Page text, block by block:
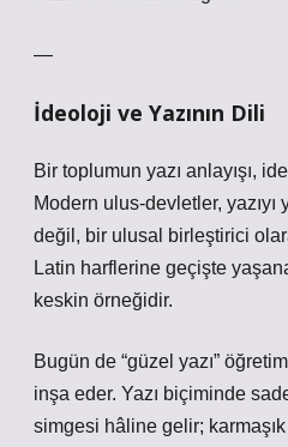
—
İdeoloji ve Yazının Dili
Bir toplumun yazı anlayışı,
Modern ulus-devletler, yazıyı
değil, bir ulusal birleştirici
Latin harflerine geçişte
keskin örneğidir.
Bugün de “güzel yazı”
inşa eder. Yazı biçiminde
simgesi hâline gelir;